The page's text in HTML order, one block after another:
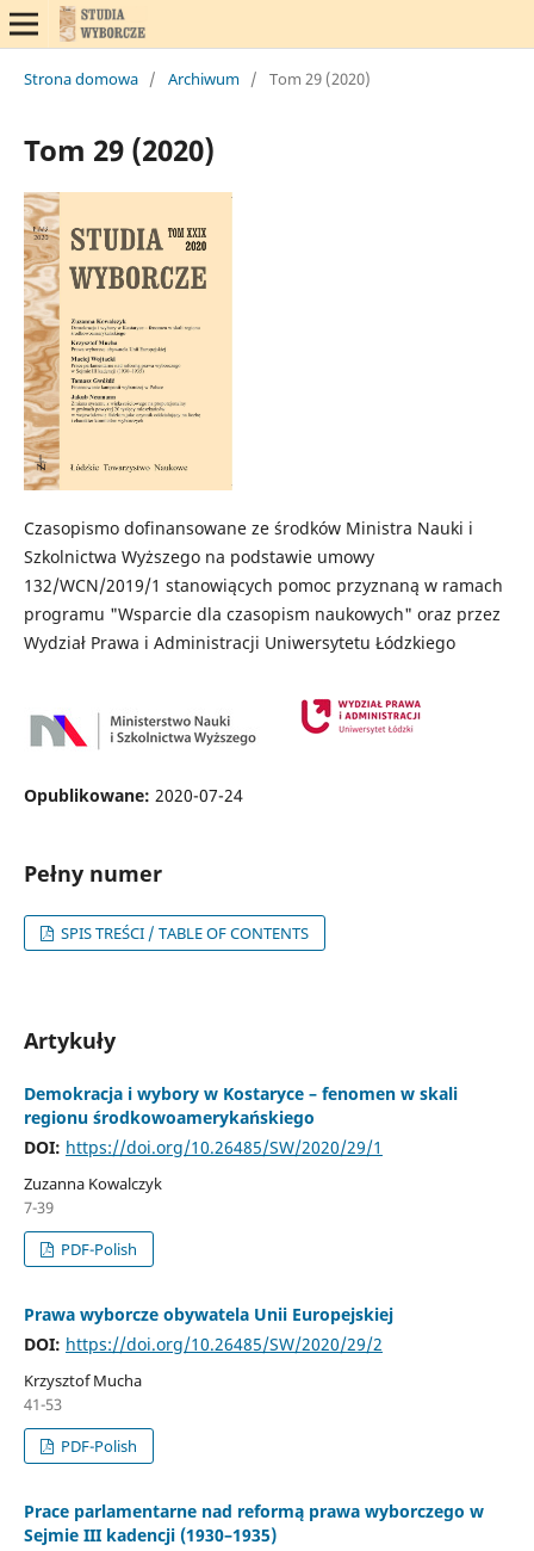
Strona domowa / Archiwum / Tom 29 (2020)
Tom 29 (2020)
Czasopismo dofinansowane ze środków Ministra Nauki i
Szkolnictwa Wyższego na podstawie umowy
132/WCN/2019/1 stanowiących pomoc przyznaną w ramach
programu "Wsparcie dla czasopism naukowych" oraz przez
Wydział Prawa i Administracji Uniwersytetu Łódzkiego
Opublikowane: 2020-07-24
Pełny numer
SPIS TREŚCI / TABLE OF CONTENTS
Artykuły
Demokracja i wybory w Kostaryce – fenomen w skali
regionu środkowoamerykańskiego
DOI: https://doi.org/10.26485/SW/2020/29/1
Zuzanna Kowalczyk
7-39
PDF-Polish
Prawa wyborcze obywatela Unii Europejskiej
DOI: https://doi.org/10.26485/SW/2020/29/2
Krzysztof Mucha
41-53
PDF-Polish
Prace parlamentarne nad reformą prawa wyborczego w
Sejmie III kadencji (1930–1935)